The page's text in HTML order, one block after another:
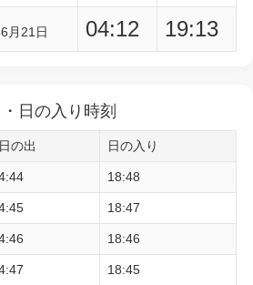
月21日 04:12 19:13
日の入り時刻
日の出 日の入り
18:48
18:47
18:46
18:45